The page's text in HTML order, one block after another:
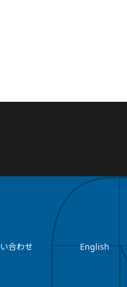
合わせ English